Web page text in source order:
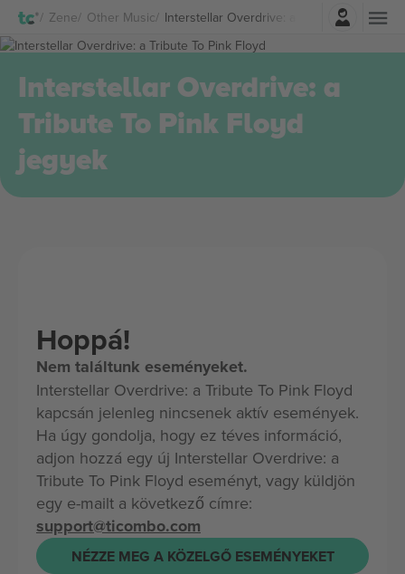
Zene Other Music Interstellar Overdrive: a Tribute To Pink
Belépés
Interstellar Overdrive: a
Tribute To Pink Floyd
jegyek
Hoppá!
Nem találtunk eseményeket.
Interstellar Overdrive: a Tribute To Pink Floyd
kapcsán jelenleg nincsenek aktív események.
Ha úgy gondolja, hogy ez téves információ,
adjon hozzá egy új Interstellar Overdrive: a
Tribute To Pink Floyd eseményt, vagy küldjön
egy e-mailt a következő címre:
support@ticombo.com
NÉZZE MEG A KÖZELGŐ ESEMÉNYEKET